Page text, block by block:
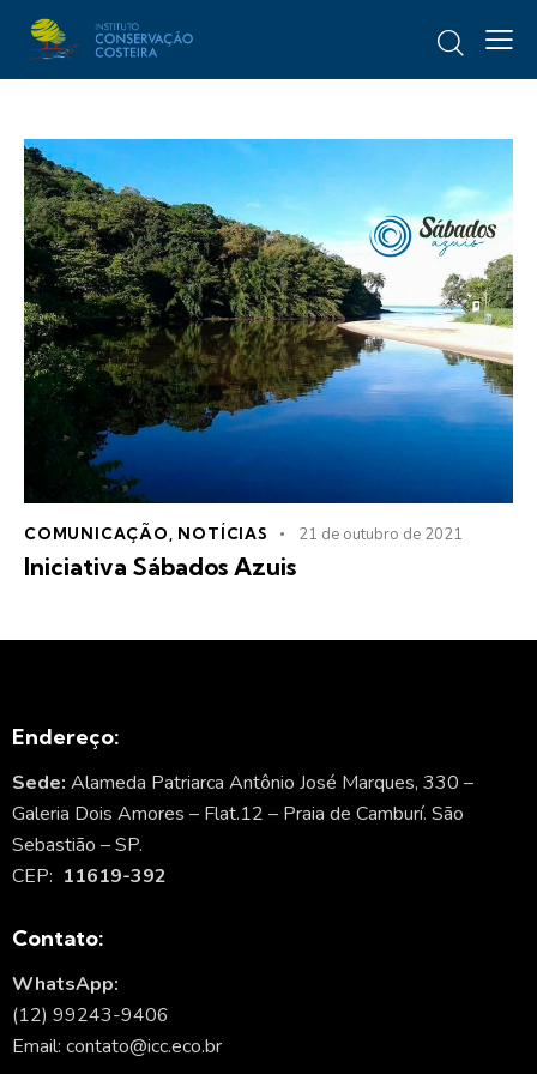
COMUNICAÇÃO, NOTÍCIAS 21 de outubro de 2021
Iniciativa Sábados Azuis
Endereço:
Sede: Alameda Patriarca Antônio José Marques, 330 –
Galeria Dois Amores – Flat.12 – Praia de Camburí. São
Sebastião – SP.
CEP: 11619-392
Contato:
WhatsApp:
(12) 99243-9406
Email: contato@icc.eco.br